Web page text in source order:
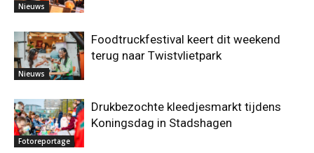
Nieuws
Nieuws
Foodtruckfestival keert dit weekend
terug naar Twistvlietpark
Fotoreportage
Drukbezochte kleedjesmarkt tijdens
Koningsdag in Stadshagen